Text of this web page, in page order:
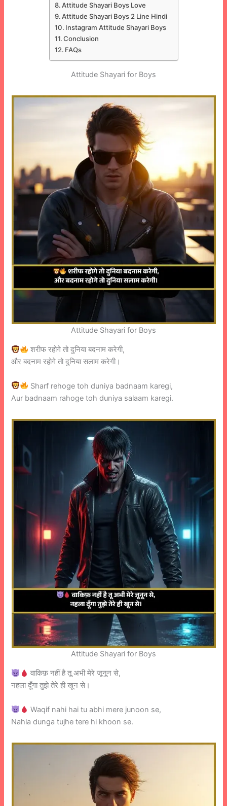
Attitude Shayari Boys Love
Attitude Shayari Boys 2 Line Hindi
Instagram Attitude Shayari Boys
Conclusion
FAQs
Attitude Shayari for Boys
Attitude Shayari for Boys
शरीफ रहोगे तो दुनिया बदनाम करेगी,
और बदनाम रहोगे तो दुनिया सलाम करेगी।
Sharf rehoge toh duniya badnaam karegi,
Aur badnaam rahoge toh duniya salaam karegi.
Attitude Shayari for Boys
वाकिफ़ नहीं है तू अभी मेरे जूनून से,
नहला दूँगा तुझे तेरे ही खून से।
Waqif nahi hai tu abhi mere junoon se,
Nahla dunga tujhe tere hi khoon se.